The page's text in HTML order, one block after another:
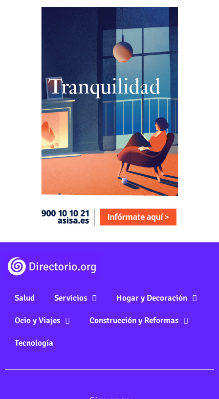
Salud Servicios Hogar y Decoración
Ocio y Viajes Construcción y Reformas
Tecnología